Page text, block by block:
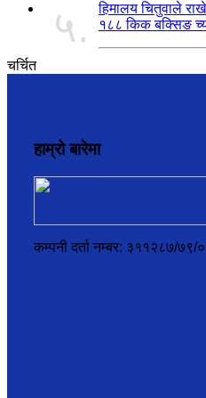
५.
हिमालय चितुवाले
१८८ किक बक्सिङ
चर्चित
हाम्रो बारेमा
कम्पनी दर्ता नम्बर: ३११२८७/७९/